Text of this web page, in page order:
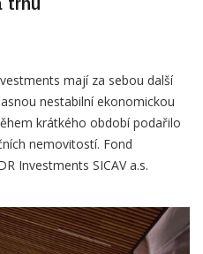
mají za sebou další
krátkého období podařilo
nemovitostí. Fond
Investments SICAV a.s.
8,7 let, což je nejdelší
nájemních